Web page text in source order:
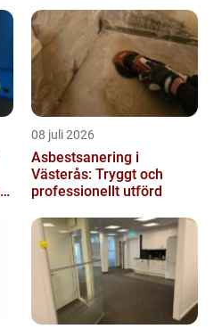
08 juli 2026
Asbestsanering i
Västerås: Tryggt och
professionellt utförd